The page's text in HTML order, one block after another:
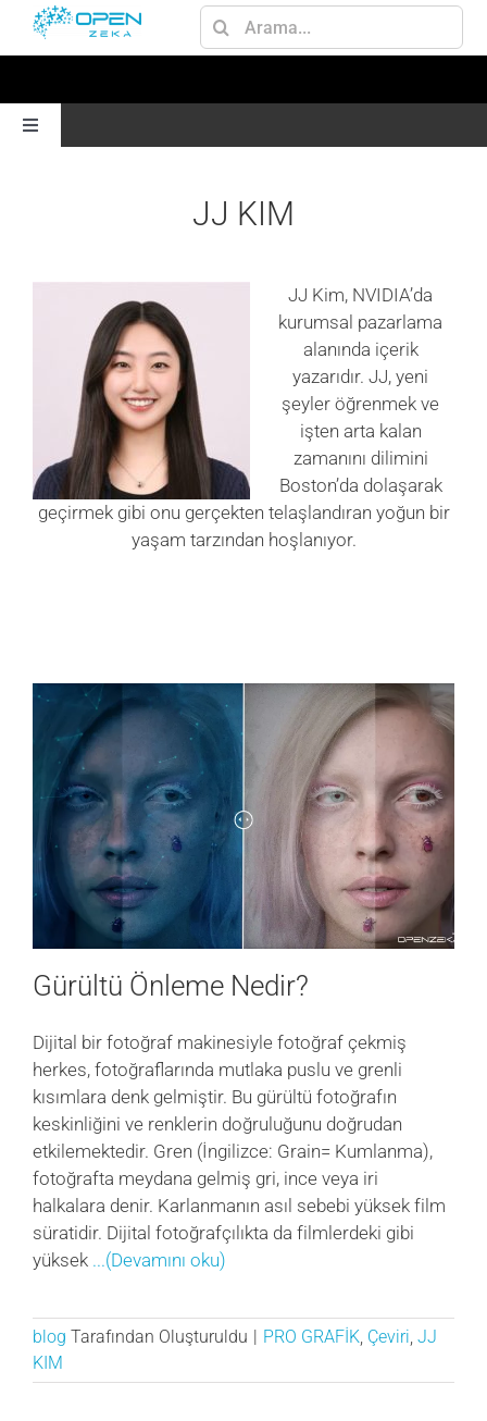
Ara:
Toggle
OMNIVERSE
VERİ MERKEZİ
SAĞLIK
JJ KIM
JJ Kim, NVIDIA’da
kurumsal pazarlama
alanında içerik
yazarıdır. JJ, yeni
şeyler öğrenmek ve
işten arta kalan
zamanını dilimini
Boston’da dolaşarak
geçirmek gibi onu gerçekten telaşlandıran yoğun bir
yaşam tarzından hoşlanıyor.
Gürültü Önleme Nedir?
Dijital bir fotoğraf makinesiyle fotoğraf çekmiş
herkes, fotoğraflarında mutlaka puslu ve grenli
kısımlara denk gelmiştir. Bu gürültü fotoğrafın
keskinliğini ve renklerin doğruluğunu doğrudan
etkilemektedir. Gren (İngilizce: Grain= Kumlanma),
fotoğrafta meydana gelmiş gri, ince veya iri
halkalara denir. Karlanmanın asıl sebebi yüksek film
süratidir. Dijital fotoğrafçılıkta da filmlerdeki gibi
yüksek ...(Devamını oku)
blog Tarafından Oluşturuldu PRO GRAFİK, Çeviri, JJ
KIM